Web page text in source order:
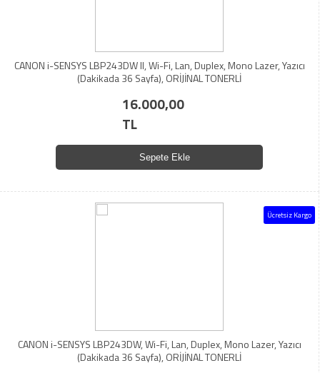
CANON i-SENSYS LBP243DW II, Wi-Fi, Lan, Duplex, Mono Lazer, Yazıcı
(Dakikada 36 Sayfa), ORİJİNAL TONERLİ
16.000,00
TL
Sepete Ekle
Ücretsiz Kargo
CANON i-SENSYS LBP243DW, Wi-Fi, Lan, Duplex, Mono Lazer, Yazıcı
(Dakikada 36 Sayfa), ORİJİNAL TONERLİ